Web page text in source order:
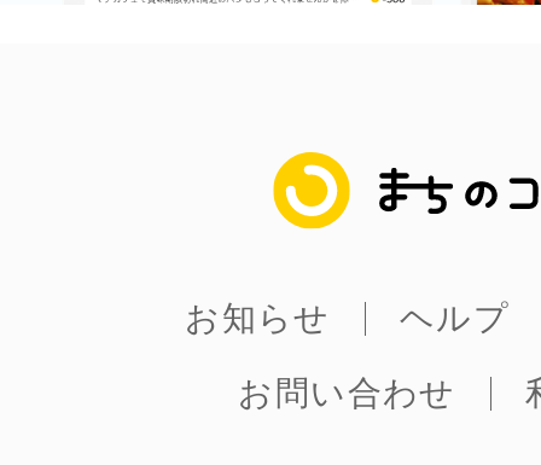
まちのコイン
お知らせ
ヘルプ
お問い合わせ
日立
滋賀県